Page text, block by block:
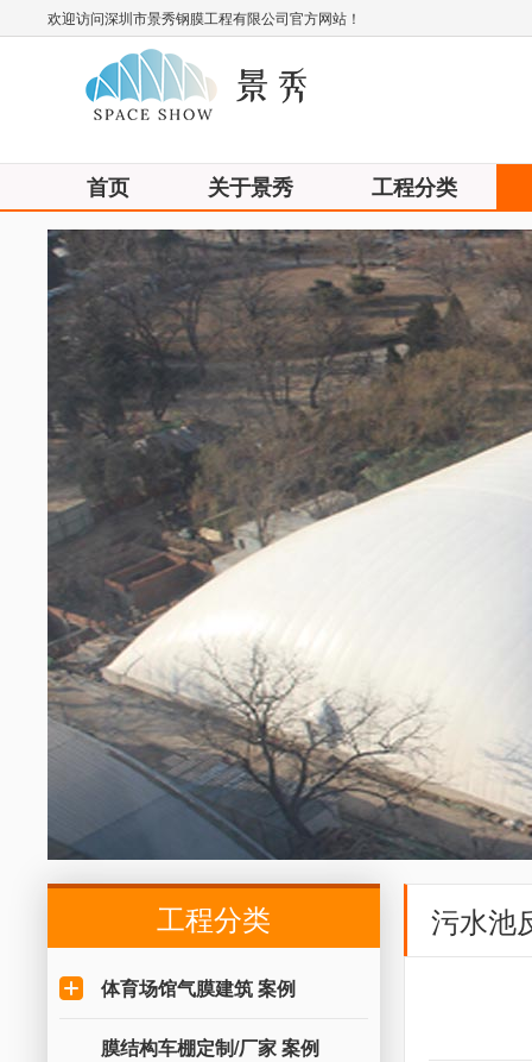
欢迎访问深圳市景秀钢膜工程有限公司官方网站！
首页 关于景秀 工程分类
工程分类
体育场馆气膜建筑 案例
膜结构车棚定制/厂家 案例
污水池